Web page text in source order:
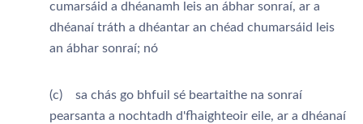
cumarsáid a dhéanamh leis an ábhar sonraí, ar a
dhéanaí tráth a dhéantar an chéad chumarsáid leis
an ábhar sonraí; nó
(c) sa chás go bhfuil sé beartaithe na sonraí
pearsanta a nochtadh d'fhaighteoir eile, ar a dhéanaí